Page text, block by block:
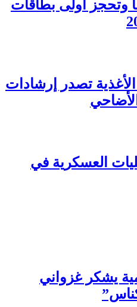
وتحجز أولى بطاقات
الأغذية تصدر إرشادات
العسكرية في
يشكر غزواني